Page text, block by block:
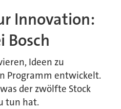
Innovation:
Bosch
Ideen zu
Programm entwickelt.
der zwölfte Stock
tun hat.